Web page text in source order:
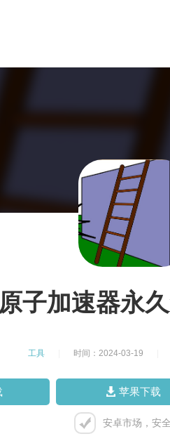
原子加速器永
工具 时间：2024-03-19
苹果下载
安卓市场，安